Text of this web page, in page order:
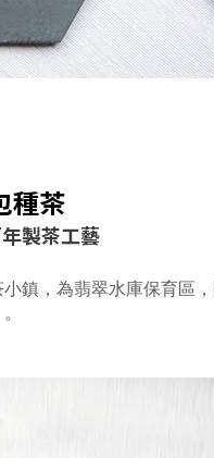
種茶
製茶工藝
鎮， 為翡翠水庫保育區，
。